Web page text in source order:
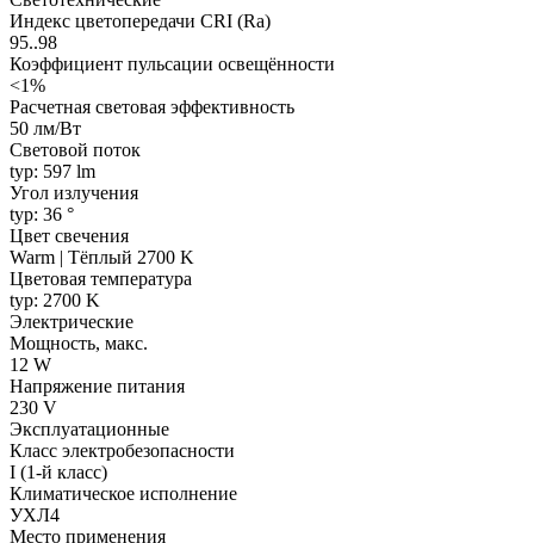
Индекс цветопередачи CRI (Ra)
95..98
Коэффициент пульсации освещённости
<1%
Расчетная световая эффективность
50 лм/Вт
Световой поток
typ: 597 lm
Угол излучения
typ: 36 °
Цвет свечения
Warm | Тёплый 2700 K
Цветовая температура
typ: 2700 K
Электрические
Мощность, макс.
12 W
Напряжение питания
230 V
Эксплуатационные
Класс электробезопасности
I (1-й класс)
Климатическое исполнение
УХЛ4
Место применения